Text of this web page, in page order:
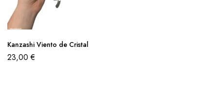
Kanzashi Viento de Cristal
23,00€